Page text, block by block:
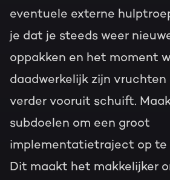
eventuele externe
je dat je steeds weer
oppakken en het moment
daadwerkelijk zijn
verder vooruit schuift.
subdoelen om een groot
implementatietraject op te
Dit maakt het makkelijker